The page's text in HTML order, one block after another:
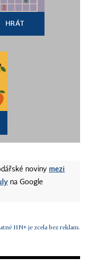
HRÁT
noviny mezi
na Google
HN+ je zcela bez reklam.